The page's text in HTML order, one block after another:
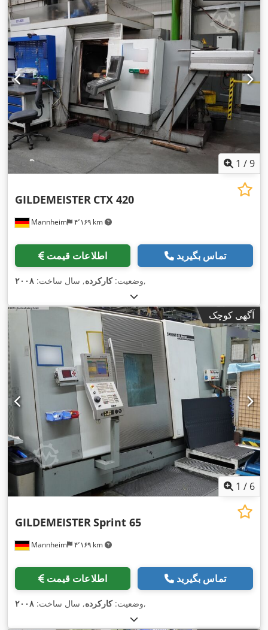
1 /9
Mannheim ۴٬۱۶۹ km
GILDEMEISTER CTX 420
اطلاعات قیمت تماس بگیرید
وضعیت:کارکرده, سال ساخت: ۲۰۰۸ ,
آگهی کوچک
1 / 6
Mannheim ۴٬۱۶۹ km
GILDEMEISTERSprint 65
اطلاعات قیمت تماس بگیرید
وضعیت:کارکرده, سال ساخت: ۲۰۰۸ ,